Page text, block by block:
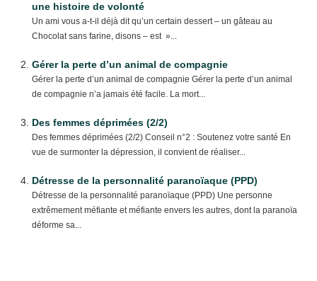
une histoire de volonté
Un ami vous a-t-il déjà dit qu’un certain dessert – un gâteau au
Chocolat sans farine, disons – est »...
Gérer la perte d’un animal de compagnie
Gérer la perte d’un animal de compagnie Gérer la perte d’un animal
de compagnie n’a jamais été facile. La mort...
Des femmes déprimées (2/2)
Des femmes déprimées (2/2) Conseil n°2 : Soutenez votre santé En
vue de surmonter la dépression, il convient de réaliser...
Détresse de la personnalité paranoïaque (PPD)
Détresse de la personnalité paranoïaque (PPD) Une personne
extrêmement méfiante et méfiante envers les autres, dont la paranoïa
déforme sa...